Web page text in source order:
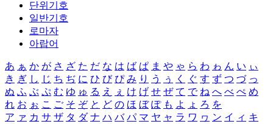
단위기호
일반기호
로마자
아랍어
あ ぁ か が さ ざ た だ な は ば ぱ ま や ゃ ら わ ゎ ん い ぃ
き ぎ し じ ち ぢ に ひ び ぴ み り う ぅ く ぐ す ず つ づ っ
ぬ ふ ぶ ぷ む ゆ ゅ る え ぇ け げ せ ぜ て で ね へ べ ぺ め
れ お ぉ こ ご そ ぞ と ど の ほ ぼ ぽ も よ ょ ろ を
ア ァ カ サ ザ タ ダ ナ ハ バ パ マ ヤ ャ ラ ワ ヮ ン イ ィ キ